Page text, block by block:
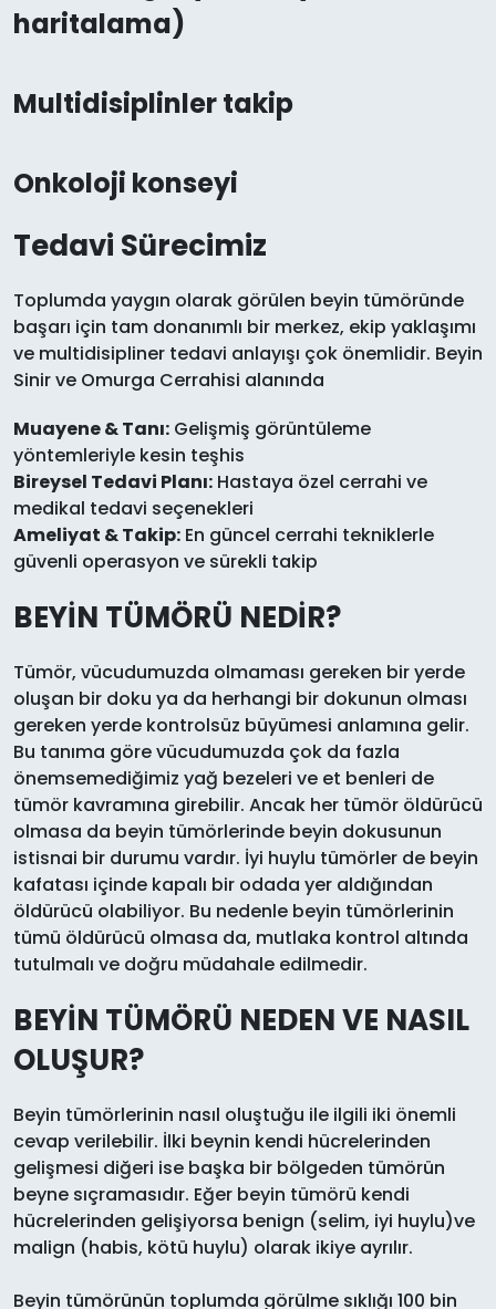
haritalama)
Multidisiplinler takip
Onkoloji konseyi
Tedavi Sürecimiz
Toplumda yaygın olarak görülen beyin tümöründe
başarı için tam donanımlı bir merkez, ekip yaklaşımı
ve multidisipliner tedavi anlayışı çok önemlidir. Beyin
Sinir ve Omurga Cerrahisi alanında
Muayene & Tanı: Gelişmiş görüntüleme
yöntemleriyle kesin teşhis
Bireysel Tedavi Planı: Hastaya özel cerrahi ve
medikal tedavi seçenekleri
Ameliyat & Takip: En güncel cerrahi tekniklerle
güvenli operasyon ve sürekli takip
BEYİN TÜMÖRÜ NEDİR?
Tümör, vücudumuzda olmaması gereken bir yerde
oluşan bir doku ya da herhangi bir dokunun olması
gereken yerde kontrolsüz büyümesi anlamına gelir.
Bu tanıma göre vücudumuzda çok da fazla
önemsemediğimiz yağ bezeleri ve et benleri de
tümör kavramına girebilir. Ancak her tümör öldürücü
olmasa da beyin tümörlerinde beyin dokusunun
istisnai bir durumu vardır. İyi huylu tümörler de beyin
kafatası içinde kapalı bir odada yer aldığından
öldürücü olabiliyor. Bu nedenle beyin tümörlerinin
tümü öldürücü olmasa da, mutlaka kontrol altında
tutulmalı ve doğru müdahale edilmedir.
BEYİN TÜMÖRÜ NEDEN VE NASIL
OLUŞUR?
Beyin tümörlerinin nasıl oluştuğu ile ilgili iki önemli
cevap verilebilir. İlki beynin kendi hücrelerinden
gelişmesi diğeri ise başka bir bölgeden tümörün
beyne sıçramasıdır. Eğer beyin tümörü kendi
hücrelerinden gelişiyorsa benign (selim, iyi huylu)ve
malign (habis, kötü huylu) olarak ikiye ayrılır.
Beyin tümörünün toplumda görülme sıklığı 100 bin